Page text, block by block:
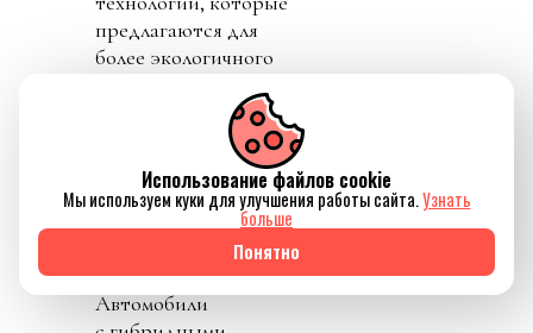
предлагаются для
более экологичного
энергии, обещают
стать поистине
бездонными ямами,
в которые будет
уходить огромное
количество воды.
Автомобили
Использование файлов cookie
Мы используем куки для улучшения работы сайта.Узнать
больше
Понятно